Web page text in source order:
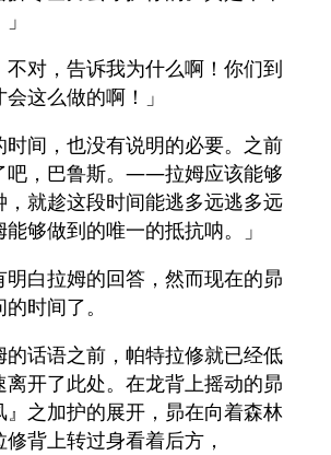
不对，告诉我为什么啊！你们到
这么做的啊！」
时间，也没有说明的必要。之前
吧，巴鲁斯。——拉姆应该能够
，就趁这段时间能逃多远逃多远
够做到的唯一的抵抗呐。」
明白拉姆的回答，然而现在的昴
时间了。
的话语之前，帕特拉修就已经低
离开了此处。在龙背上摇动的昴
』之加护的展开，昴在向着森林
背上转过身看着后方，